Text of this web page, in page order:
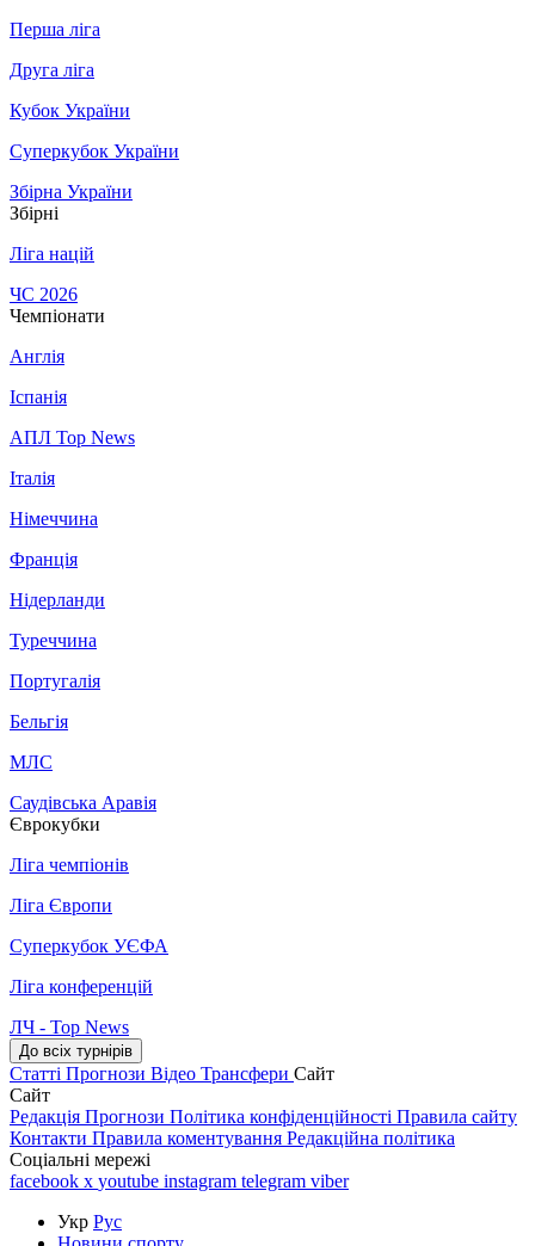
Перша ліга
Друга ліга
Кубок України
Суперкубок України
Збірна України
Збірні
Ліга націй
ЧС 2026
Чемпіонати
Англія
Іспанія
АПЛ Top News
Італія
Німеччина
Франція
Нідерланди
Туреччина
Португалія
Бельгія
МЛС
Саудівська Аравія
Єврокубки
Ліга чемпіонів
Ліга Європи
Суперкубок УЄФА
Ліга конференцій
ЛЧ - Top News
До всіх турнірів
Статті Прогнози Відео Трансфери Сайт
Сайт
Редакція Прогнози Політика конфіденційності Правила сайту
Контакти Правила коментування Редакційна політика
Соціальні мережі
facebook x youtube instagram telegram viber
Укр Рус